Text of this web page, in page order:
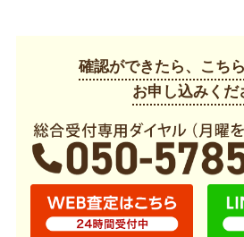
確認ができたら、こち
お申し込みくだ